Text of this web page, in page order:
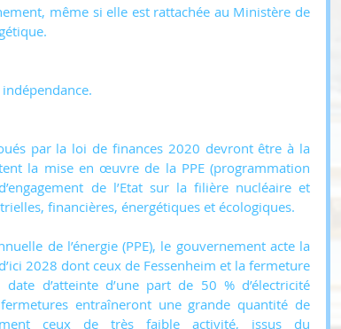
même si elle est rattachée au Ministère de
par la loi de finances 2020 devront être à la
la mise en œuvre de la PPE (programmation
de l’Etat sur la filière nucléaire et
financières, énergétiques et écologiques.
de l’énergie (PPE), le gouvernement acte la
2028 dont ceux de Fessenheim et la fermeture
d’atteinte d’une part de 50 % d’électricité
entraîneront une grande quantité de
ceux de très faible activité, issus du